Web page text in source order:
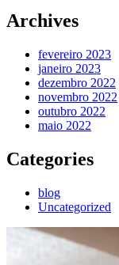
Archives
fevereiro 2023
janeiro 2023
dezembro 2022
novembro 2022
outubro 2022
maio 2022
Categories
blog
Uncategorized